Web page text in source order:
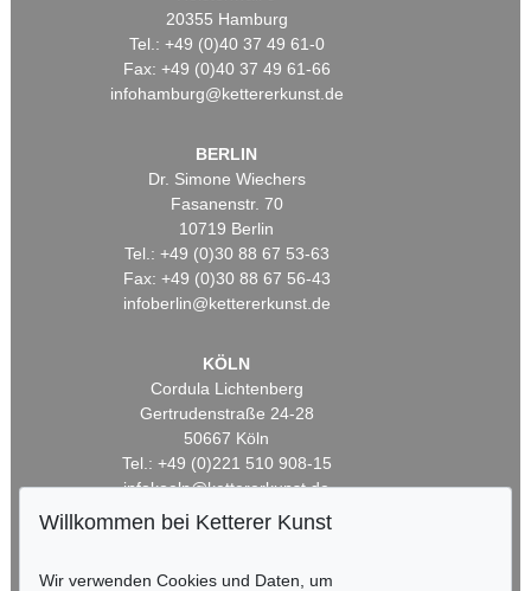
20355 Hamburg
Tel.: +49 (0)40 37 49 61-0
Fax: +49 (0)40 37 49 61-66
infohamburg@kettererkunst.de
BERLIN
Dr. Simone Wiechers
Fasanenstr. 70
10719 Berlin
Tel.: +49 (0)30 88 67 53-63
Fax: +49 (0)30 88 67 56-43
infoberlin@kettererkunst.de
KÖLN
Cordula Lichtenberg
Gertrudenstraße 24-28
50667 Köln
Tel.: +49 (0)221 510 908-15
infokoeln@kettererkunst.de
HESSEN
Willkommen bei Ketterer Kunst
Wir verwenden Cookies und Daten, um